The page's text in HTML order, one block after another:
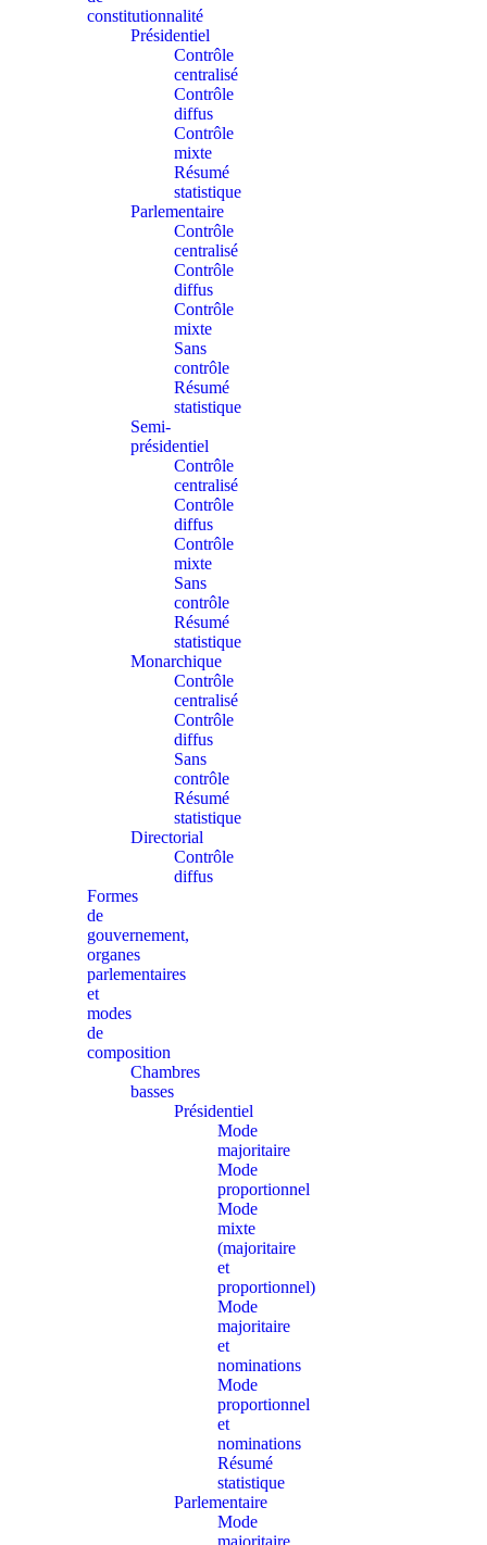
constitutionnalité
Présidentiel
Contrôle
centralisé
Contrôle
diffus
Contrôle
mixte
Résumé
statistique
Parlementaire
Contrôle
centralisé
Contrôle
diffus
Contrôle
mixte
Sans
contrôle
Résumé
statistique
Semi-
présidentiel
Contrôle
centralisé
Contrôle
diffus
Contrôle
mixte
Sans
contrôle
Résumé
statistique
Monarchique
Contrôle
centralisé
Contrôle
diffus
Sans
contrôle
Résumé
statistique
Directorial
Contrôle
diffus
Formes
de
gouvernement,
organes
parlementaires
et
modes
de
composition
Chambres
basses
Présidentiel
Mode
majoritaire
Mode
proportionnel
Mode
mixte
(majoritaire
et
proportionnel)
Mode
majoritaire
et
nominations
Mode
proportionnel
et
nominations
Résumé
statistique
Parlementaire
Mode